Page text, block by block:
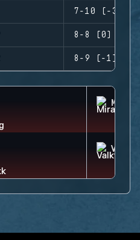
7-10 (-3)
8-8 (0)
8-9 (-1)
MIRA